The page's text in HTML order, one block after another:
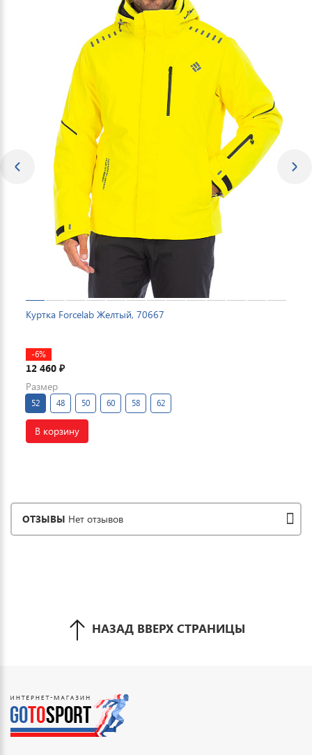
Куртка Forcelab Желтый, 70667
-6%
12 460 ₽
Размер
52 48 50 60 58 62
В корзину
ОТЗЫВЫ Нет отзывов
НАЗАД ВВЕРХ СТРАНИЦЫ